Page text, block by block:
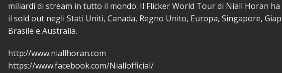
miliardi di stream in tutto il mondo. Il Flicker World Tour di Niall Horan
il sold out negli Stati Uniti, Canada, Regno Unito, Europa, Singapore,
Brasile e Australia.
http://www.niallhoran.com
https://www.facebook.com/Niallofficial/